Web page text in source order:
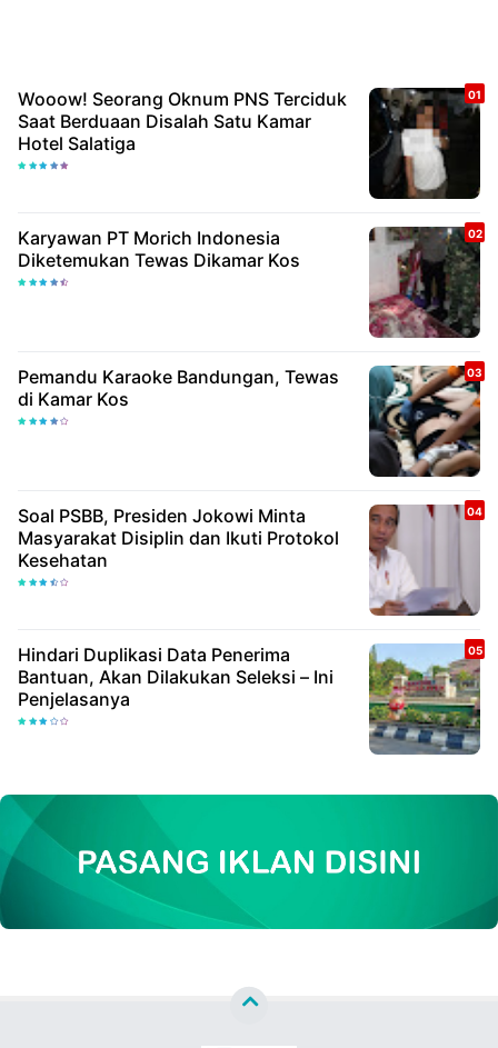
Wooow! Seorang Oknum PNS Terciduk
Saat Berduaan Disalah Satu Kamar
Hotel Salatiga
Karyawan PT Morich Indonesia
Diketemukan Tewas Dikamar Kos
Pemandu Karaoke Bandungan, Tewas
di Kamar Kos
Soal PSBB, Presiden Jokowi Minta
Masyarakat Disiplin dan Ikuti Protokol
Kesehatan
Hindari Duplikasi Data Penerima
Bantuan, Akan Dilakukan Seleksi – Ini
Penjelasanya